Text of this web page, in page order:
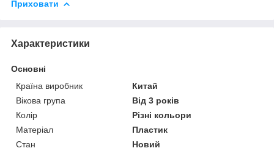
Приховати
Характеристики
Основні
Країна виробник
Китай
Вікова група
Від 3 років
Колір
Різні кольори
Матеріал
Пластик
Стан
Новий